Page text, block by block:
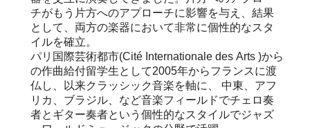
チがもう片方へのアプローチに影響を与え、結果
として、両方の楽器において非常に個性的なスタ
イルを確立。
パリ国際芸術都市(Cité Internationale des Arts )から
の作曲給付留学生として2005年からフランスに渡
仏し、以来クラッシック音楽を軸に、 中東、アフ
リカ、ブラジル、など音楽フィールドでチェロ奏
者とギター奏者という個性的なスタイルでジャズ